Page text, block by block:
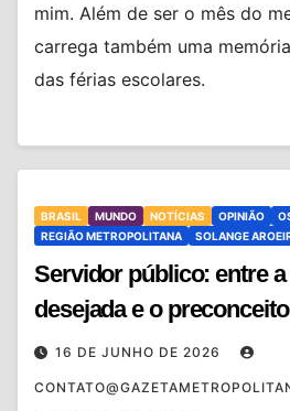
mim. Além de ser o mês do
carrega também uma
das férias escolares.
BRASIL MUNDO NOTÍCIAS OPINIÃO
REGIÃO METROPOLITANA
SOLANGE
Servidor público: entre
desejada e o
16 DE JUNHO DE 2026